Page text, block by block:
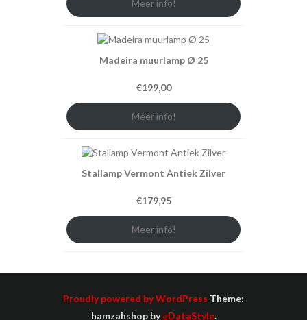
Meer info!
Madeira muurlamp Ø 25
€199,00
Meer info!
Stallamp Vermont Antiek Zilver
€179,95
Meer info!
Proudly powered by WordPress
hamzahshop byeDataStyle.